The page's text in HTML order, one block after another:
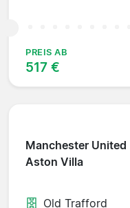
PREIS AB
517 €
Manchester United
Aston Villa
Old Trafford